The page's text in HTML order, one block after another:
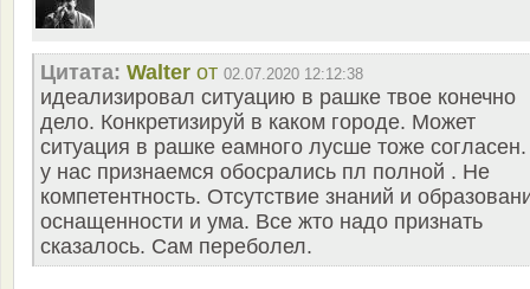
Цитата: Walter от 02.07.2020 12:12:38
идеализировал ситуацию в рашке твое конечно
дело. Конкретизируй в каком городе. Может
ситуация в рашке еамного лусше тоже
у нас признаемся обосрались пл полной . Не
компетентность. Отсутствие знаний и
оснащенности и ума. Все жто надо признать
сказалось. Сам переболел.